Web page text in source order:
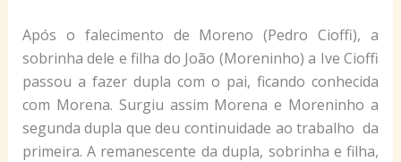
Após o falecimento de Moreno (Pedro Cioffi), a
sobrinha dele e filha do João (Moreninho) a Ive Cioffi
passou a fazer dupla com o pai, ficando conhecida
com Morena. Surgiu assim Morena e Moreninho a
segunda dupla que deu continuidade ao trabalho da
primeira. A remanescente da dupla, sobrinha e filha,